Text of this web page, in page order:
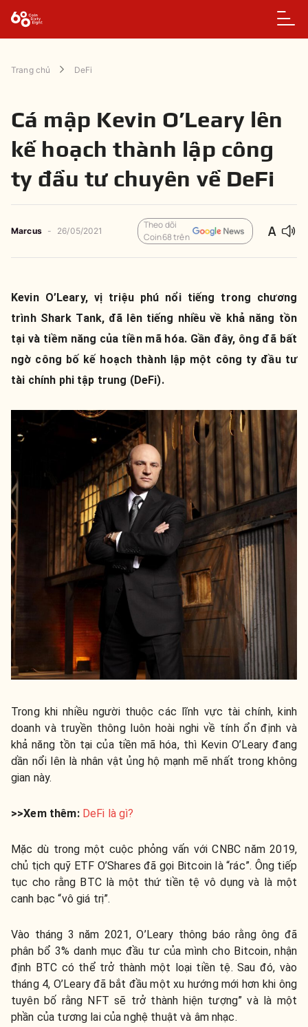
Trang chủ DeFi
Cá mập Kevin O’Leary lên
kế hoạch thành lập công
ty đầu tư chuyên về DeFi
Marcus - 26/05/2021
Theo dõi
Coin68 trên
Kevin O’Leary, vị triệu phú nổi tiếng trong chương
trình Shark Tank, đã lên tiếng nhiều về khả năng tồn
tại và tiềm năng của tiền mã hóa. Gần đây, ông đã bất
ngờ công bố kế hoạch thành lập một công ty đầu tư
tài chính phi tập trung (DeFi).
Trong khi nhiều người thuộc các lĩnh vực tài chính, kinh
doanh và truyền thông luôn hoài nghi về tính ổn định và
khả năng tồn tại của tiền mã hóa, thì Kevin O’Leary đang
dần nổi lên là nhân vật ủng hộ mạnh mẽ nhất trong không
gian này.
>>Xem thêm: DeFi là gì?
Mặc dù trong một cuộc phỏng vấn với CNBC năm 2019,
chủ tịch quỹ ETF O’Shares đã gọi Bitcoin là “rác”. Ông tiếp
tục cho rằng BTC là một thứ tiền tệ vô dụng và là một
canh bạc “vô giá trị”.
Vào tháng 3 năm 2021, O’Leary thông báo rằng ông đã
phân bổ 3% danh mục đầu tư của mình cho Bitcoin, nhận
định BTC có thể trở thành một loại tiền tệ. Sau đó, vào
tháng 4, O’Leary đã bắt đầu một xu hướng mới hơn khi ông
tuyên bố rằng NFT sẽ trở thành hiện tượng” và là một
phần của tương lai của nghệ thuật và âm nhạc.